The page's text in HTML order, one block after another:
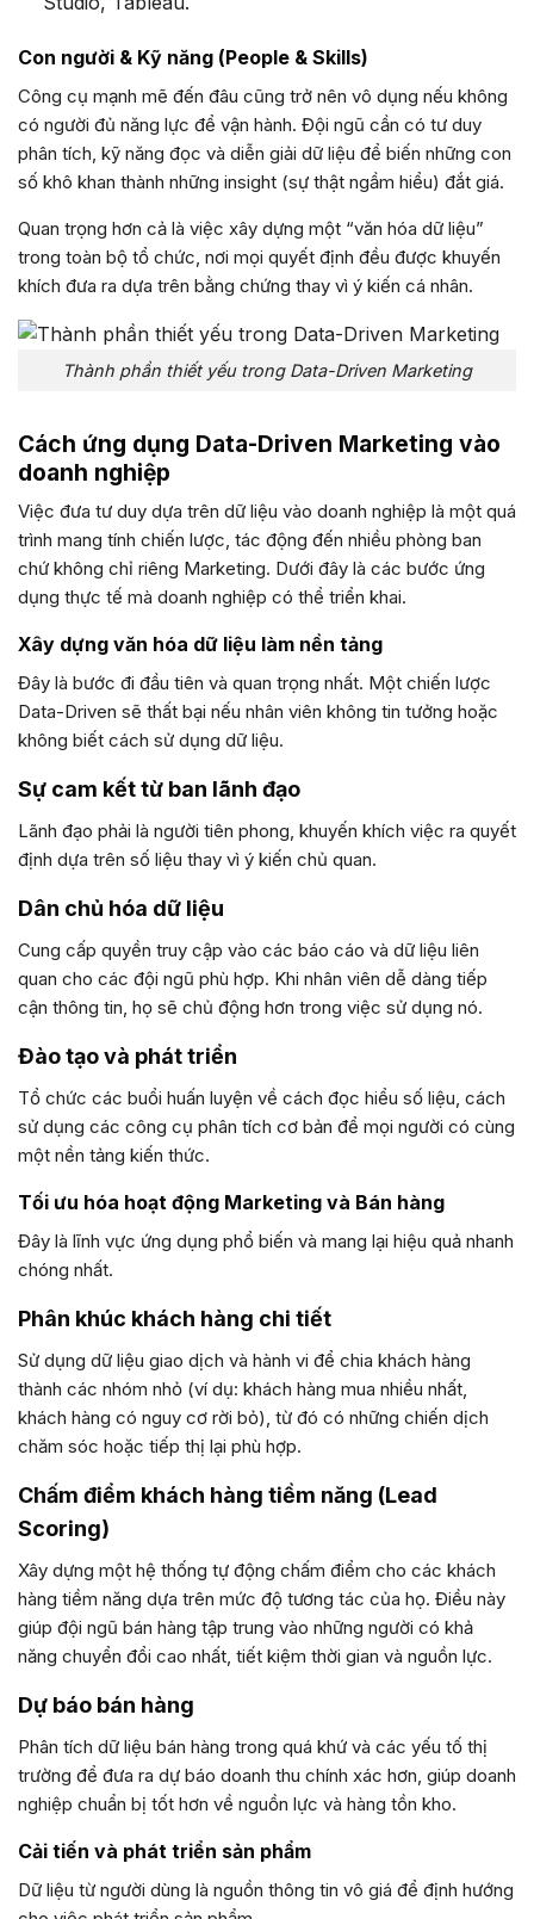
Con người & Kỹ năng (People & Skills)
Công cụ mạnh mẽ đến đâu cũng trở nên vô dụng nếu không
có người đủ năng lực để vận hành. Đội ngũ cần có tư duy
phân tích, kỹ năng đọc và diễn giải dữ liệu để biến những con
số khô khan thành những insight (sự thật ngầm hiểu) đắt giá.
Quan trọng hơn cả là việc xây dựng một “văn hóa dữ liệu”
trong toàn bộ tổ chức, nơi mọi quyết định đều được khuyến
khích đưa ra dựa trên bằng chứng thay vì ý kiến cá nhân.
Thành phần thiết yếu trong Data-Driven Marketing
Cách ứng dụng Data-Driven Marketing vào
doanh nghiệp
Việc đưa tư duy dựa trên dữ liệu vào doanh nghiệp là một quá
trình mang tính chiến lược, tác động đến nhiều phòng ban
chứ không chỉ riêng Marketing. Dưới đây là các bước ứng
dụng thực tế mà doanh nghiệp có thể triển khai.
Xây dựng văn hóa dữ liệu làm nền tảng
Đây là bước đi đầu tiên và quan trọng nhất. Một chiến lược
Data-Driven sẽ thất bại nếu nhân viên không tin tưởng hoặc
không biết cách sử dụng dữ liệu.
Sự cam kết từ ban lãnh đạo
Lãnh đạo phải là người tiên phong, khuyến khích việc ra quyết
định dựa trên số liệu thay vì ý kiến chủ quan.
Dân chủ hóa dữ liệu
Cung cấp quyền truy cập vào các báo cáo và dữ liệu liên
quan cho các đội ngũ phù hợp. Khi nhân viên dễ dàng tiếp
cận thông tin, họ sẽ chủ động hơn trong việc sử dụng nó.
Đào tạo và phát triển
Tổ chức các buổi huấn luyện về cách đọc hiểu số liệu, cách
sử dụng các công cụ phân tích cơ bản để mọi người có cùng
một nền tảng kiến thức.
Tối ưu hóa hoạt động Marketing và Bán hàng
Đây là lĩnh vực ứng dụng phổ biến và mang lại hiệu quả nhanh
chóng nhất.
Phân khúc khách hàng chi tiết
Sử dụng dữ liệu giao dịch và hành vi để chia khách hàng
thành các nhóm nhỏ (ví dụ: khách hàng mua nhiều nhất,
khách hàng có nguy cơ rời bỏ), từ đó có những chiến dịch
chăm sóc hoặc tiếp thị lại phù hợp.
Chấm điểm khách hàng tiềm năng (Lead
Scoring)
Xây dựng một hệ thống tự động chấm điểm cho các khách
hàng tiềm năng dựa trên mức độ tương tác của họ. Điều này
giúp đội ngũ bán hàng tập trung vào những người có khả
năng chuyển đổi cao nhất, tiết kiệm thời gian và nguồn lực.
Dự báo bán hàng
Phân tích dữ liệu bán hàng trong quá khứ và các yếu tố thị
trường để đưa ra dự báo doanh thu chính xác hơn, giúp doanh
nghiệp chuẩn bị tốt hơn về nguồn lực và hàng tồn kho.
Cải tiến và phát triển sản phẩm
Dữ liệu từ người dùng là nguồn thông tin vô giá để định hướng